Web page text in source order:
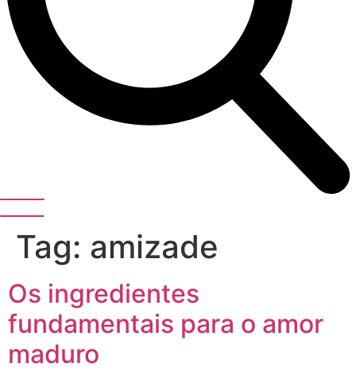
Tag: amizade
Os ingredientes
fundamentais para o amor
maduro